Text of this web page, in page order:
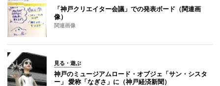
「神戸クリエイター会議」での発表ボード（関連画
像）
関連画像
見る・遊ぶ
神戸のミュージアムロード・オブジェ「サン・シスタ
ー」 愛称「なぎさ」に（神戸経済新聞）